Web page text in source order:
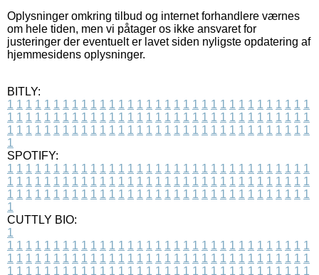
Oplysninger omkring tilbud og internet forhandlere værnes
om hele tiden, men vi påtager os ikke ansvaret for
justeringer der eventuelt er lavet siden nyligste opdatering af
hjemmesidens oplysninger.
BITLY:
1 1 1 1 1 1 1 1 1 1 1 1 1 1 1 1 1 1 1 1 1 1 1 1 1 1 1 1 1 1 1 1 1
1 1 1 1 1 1 1 1 1 1 1 1 1 1 1 1 1 1 1 1 1 1 1 1 1 1 1 1 1 1 1 1 1
1 1 1 1 1 1 1 1 1 1 1 1 1 1 1 1 1 1 1 1 1 1 1 1 1 1 1 1 1 1 1 1 1
1
SPOTIFY:
1 1 1 1 1 1 1 1 1 1 1 1 1 1 1 1 1 1 1 1 1 1 1 1 1 1 1 1 1 1 1 1 1
1 1 1 1 1 1 1 1 1 1 1 1 1 1 1 1 1 1 1 1 1 1 1 1 1 1 1 1 1 1 1 1 1
1 1 1 1 1 1 1 1 1 1 1 1 1 1 1 1 1 1 1 1 1 1 1 1 1 1 1 1 1 1 1 1 1
1
CUTTLY BIO:
1
1 1 1 1 1 1 1 1 1 1 1 1 1 1 1 1 1 1 1 1 1 1 1 1 1 1 1 1 1 1 1 1 1
1 1 1 1 1 1 1 1 1 1 1 1 1 1 1 1 1 1 1 1 1 1 1 1 1 1 1 1 1 1 1 1 1
1 1 1 1 1 1 1 1 1 1 1 1 1 1 1 1 1 1 1 1 1 1 1 1 1 1 1 1 1 1 1 1 1